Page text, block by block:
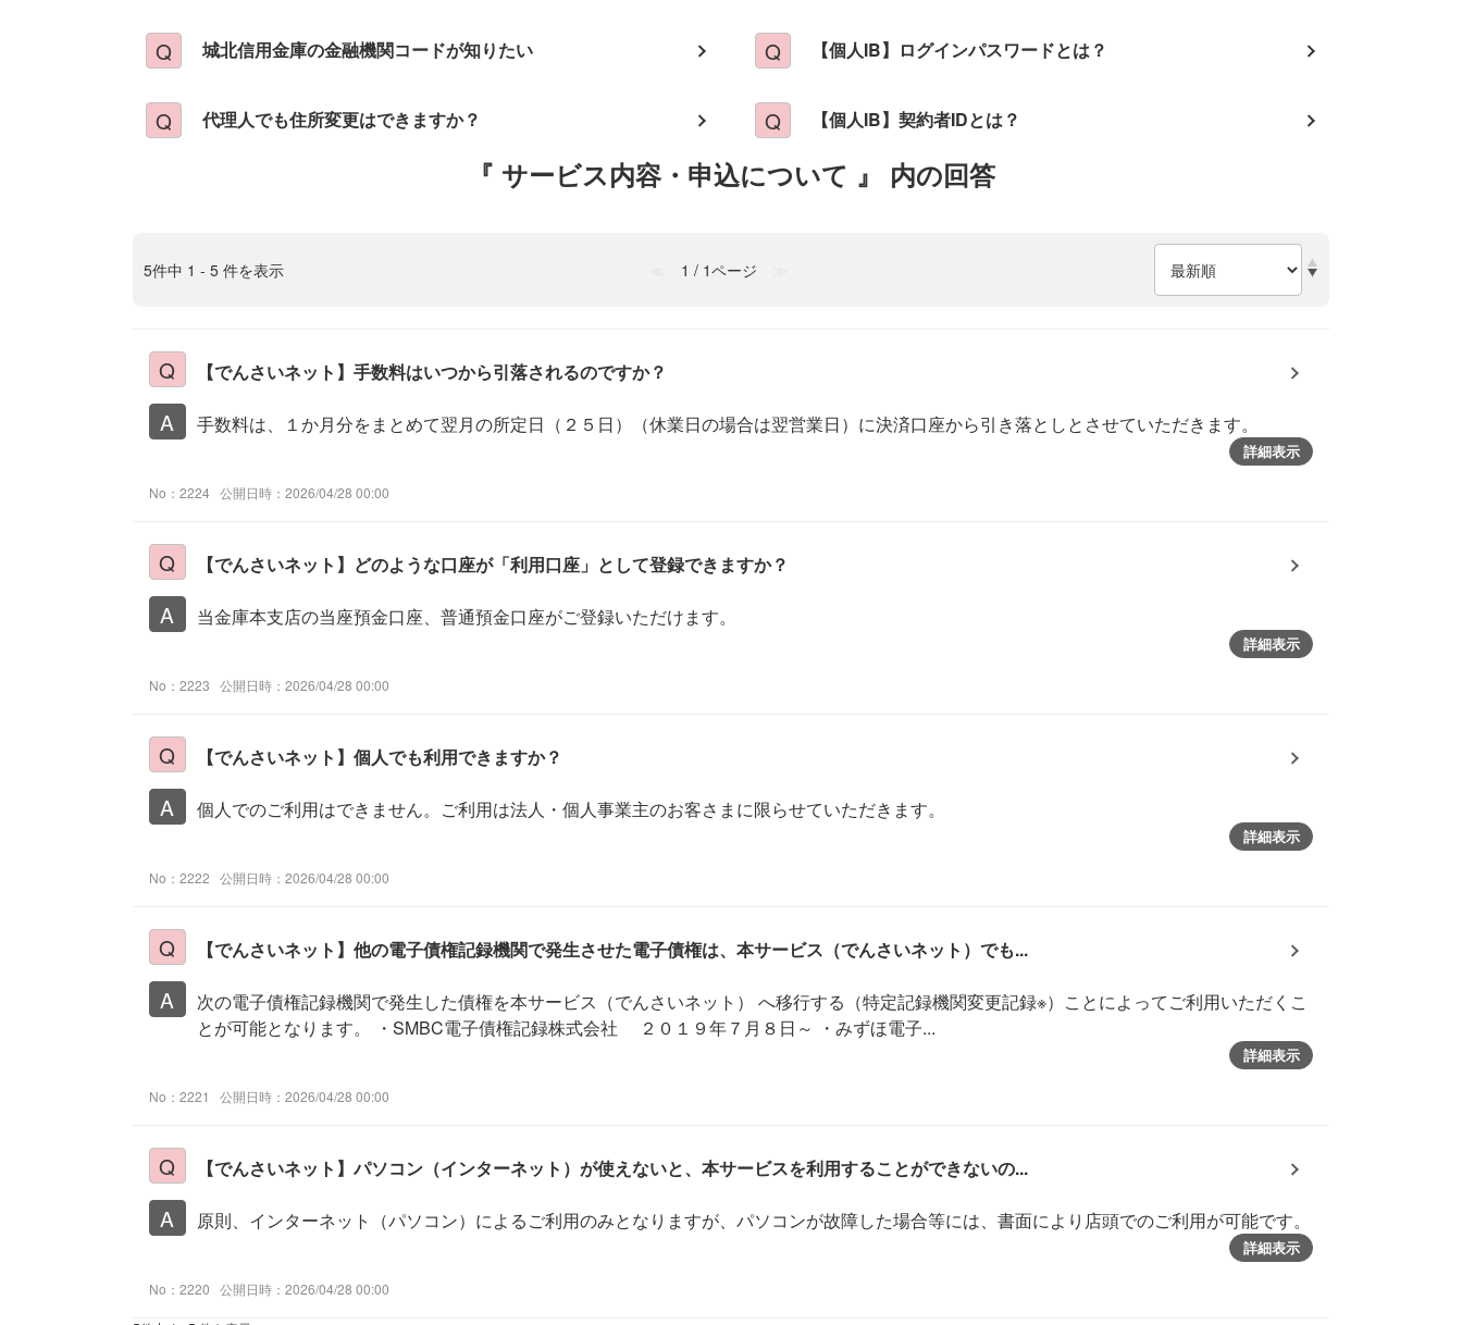
城北信用金庫の金融機関コードが知りたい
代理人でも住所変更はできますか？
【個人IB】ログインパスワードとは？
【個人IB】契約者IDとは？
『 サービス内容・申込について 』 内の回答
5件中 1 - 5 件を表示 1 / 1ページ
【でんさいネット】手数料はいつから引落されるのですか？
手数料は、１か月分をまとめて翌月の所定日（２５日）（休業日の場合は翌営業日）に決済口座から引き落としとさせていただきます。
詳細表示
No：2224 公開日時：2026/04/28 00:00
【でんさいネット】どのような口座が「利用口座」として登録できますか？
当金庫本支店の当座預金口座、普通預金口座がご登録いただけます。
詳細表示
No：2223 公開日時：2026/04/28 00:00
【でんさいネット】個人でも利用できますか？
個人でのご利用はできません。ご利用は法人・個人事業主のお客さまに限らせていただきます。
詳細表示
No：2222 公開日時：2026/04/28 00:00
【でんさいネット】他の電子債権記録機関で発生させた電子債権は、本サービス（でんさいネット）でも...
次の電子債権記録機関で発生した債権を本サービス（でんさいネット） へ移行する（特定記録機関変更記録※）ことによってご利用いただくこ
とが可能となります。 ・SMBC電子債権記録株式会社 ２０１９年７月８日～ ・みずほ電子...
詳細表示
No：2221 公開日時：2026/04/28 00:00
【でんさいネット】パソコン（インターネット）が使えないと、本サービスを利用することができないの...
原則、インターネット（パソコン）によるご利用のみとなりますが、パソコンが故障した場合等には、書面により店頭でのご利用が可能です。
詳細表示
No：2220 公開日時：2026/04/28 00:00